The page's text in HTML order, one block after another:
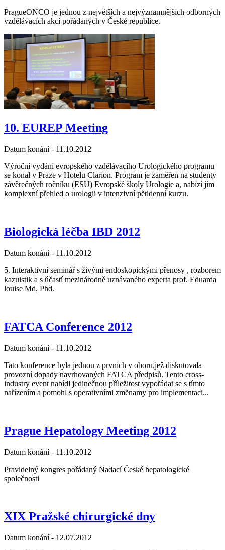
PragueONCO je jednou z největších a nejvýznamnějších odborných
vzdělávacích akcí pořádaných v České republice.
10. EUREP Meeting
Datum konání - 11.10.2012
Výroční vydání evropského vzdělávacího Urologického programu
se konal v Praze v Hotelu Clarion. Program je zaměřen na studenty
závěrečných ročníku (ESU) Evropské školy Urologie a, nabízí jim
komplexní přehled o urologii v intenzivní pětidenní kurzu.
Biologická léčba IBD 2012
Datum konání - 11.10.2012
5. Interaktivní seminář s živými endoskopickými přenosy , rozborem
kazuistik a s účastí mezinárodně uznávaného experta prof. Eduarda
louise Md, Phd.
FATCA Conference 2012
Datum konání - 11.10.2012
Tato konference byla jednou z prvních v oboru,jež diskutovala
provozní dopady navrhovaných FATCA předpisů. Tento cross-
industry event nabídl jedinečnou příležitost vypořádat se s tímto
nařízením a pomohl s operativními změnamy pro implementaci...
Prague Hepatology Meeting 2012
Datum konání - 11.10.2012
Pravidelný kongres pořádaný Nadací České hepatologické
společnosti
XIX Pražské chirurgické dny
Datum konání - 12.07.2012